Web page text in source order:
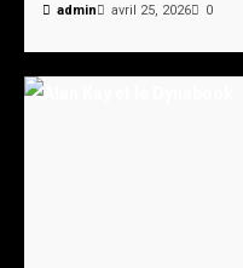
admin avril 25, 2026 0